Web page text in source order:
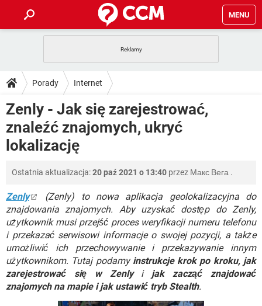
MENU
GRY
SPOTIFY NETFLIX
INSTAGRAM FACEBOOK
WINDOWS 10
PORADY
PlayStation
GRY WHATSAPP
NETFLIX
WINDOWS 10
DO POBRANIA
ANDROID TIKTOK
GRY
WINDOWS 10
FORUM
GRY WHATSAPP
SPOTIFY NETFLIX
INSTAGRAM FACEBOOK
WINDOWS 10
GRY WHATSAPP
SPOTIFY NETFLIX
INSTAGRAM FACEBOOK
WINDOWS 10
Porady Internet
Zenly - Jak się zarejestrować,
znaleźć znajomych, ukryć
lokalizację
Ostatnia aktualizacja:20 paź 2021 o 13:40 przez Макс Вега .
Zenly
(Zenly) to nowa aplikacja geolokalizacyjna do
znajdowania znajomych. Aby uzyskać dostęp do Zenly,
użytkownik musi przejść proces weryfikacji numeru telefonu
i przekazać serwisowi informacje o swojej pozycji, a także
umożliwić ich przechowywanie i przekazywanie innym
użytkownikom. Tutaj podamy instrukcje krok po kroku, jak
zarejestrować się w Zenlyi jak zacząć znajdować
znajomych na mapie i jak ustawić tryb Stealth.